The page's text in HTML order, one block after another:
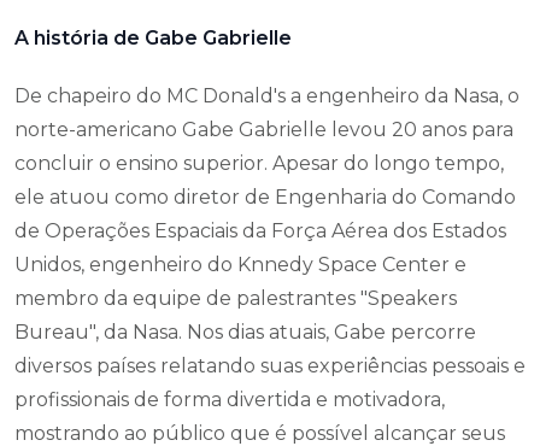
A história de Gabe Gabrielle
De chapeiro do MC Donald's a engenheiro da Nasa, o
norte-americano Gabe Gabrielle levou 20 anos para
concluir o ensino superior. Apesar do longo tempo,
ele atuou como diretor de Engenharia do Comando
de Operações Espaciais da Força Aérea dos Estados
Unidos, engenheiro do Knnedy Space Center e
membro da equipe de palestrantes "Speakers
Bureau", da Nasa. Nos dias atuais, Gabe percorre
diversos países relatando suas experiências pessoais e
profissionais de forma divertida e motivadora,
mostrando ao público que é possível alcançar seus